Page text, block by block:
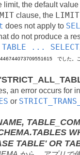
limit, the default
clause, the LIMIT
does not apply to
do not produce a
TABLE ... SELECT
でした。こ
an error occurs for
or
TABLE' OR